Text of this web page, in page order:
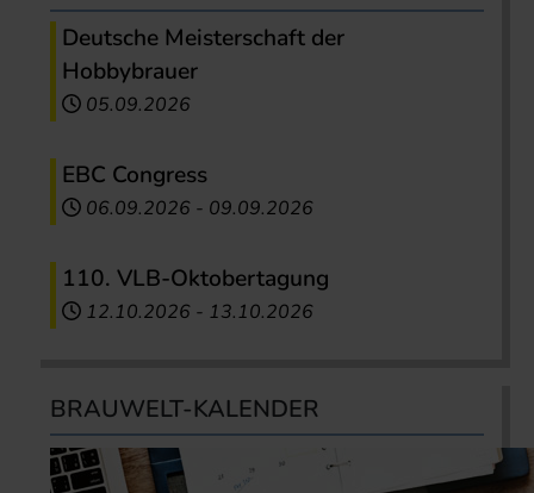
Deutsche Meisterschaft der
Hobbybrauer
05.09.2026
EBC Congress
06.09.2026 - 09.09.2026
110. VLB-Oktobertagung
12.10.2026 - 13.10.2026
BRAUWELT-KALENDER